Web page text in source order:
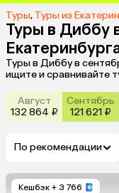
Туры, Туры из
Туры в Диббу
Туры в Диббу в
ищите и сравнивайте
Август
132 864 ₽
Сентябрь
121 621 ₽
По рекомендации
Кешбэк + 3 766